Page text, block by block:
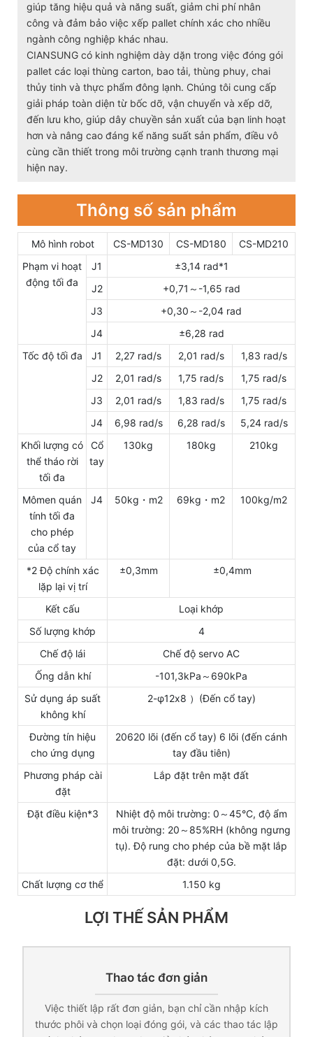
giúp tăng hiệu quả và năng suất, giảm chi phí nhân
công và đảm bảo việc xếp pallet chính xác cho nhiều
ngành công nghiệp khác nhau.
CIANSUNG có kinh nghiệm dày dặn trong việc đóng gói
pallet các loại thùng carton, bao tải, thùng phuy, chai
thủy tinh và thực phẩm đông lạnh. Chúng tôi cung cấp
giải pháp toàn diện từ bốc dỡ, vận chuyển và xếp dỡ,
đến lưu kho, giúp dây chuyền sản xuất của bạn linh hoạt
hơn và nâng cao đáng kể năng suất sản phẩm, điều vô
cùng cần thiết trong môi trường cạnh tranh thương mại
hiện nay.
Thông số sản phẩm
Mô hình robot CS-MD130 CS-MD180
CS-MD210
Phạm vi hoạt
động tối đa
J1
±3,14 rad*1
J2
+0,71～-1,65 rad
J3
+0,30～-2,04 rad
J4
±6,28 rad
Tốc độ tối đa
J1 2,27 rad/s 2,01 rad/s
1,83 rad/s
J2
2,01 rad/s 1,75 rad/s
1,75 rad/s
J3
2,01 rad/s 1,83 rad/s
1,75 rad/s
J4
6,98 rad/s 6,28 rad/s
5,24 rad/s
Khối lượng có
thể tháo rời
tối đa
Cổ
tay
130kg 180kg 210kg
Mômen quán
tính tối đa
cho phép
của cổ tay
J4 50kg・m2 69kg・m2 100kg/m2
*2 Độ chính xác
lặp lại vị trí
±0,3mm ±0,4mm
Kết cấu
Loại khớp
Số lượng khớp
4
Chế độ lái
Chế độ servo AC
Ống dẫn khí
-101,3kPa～690kPa
Sử dụng áp suất
không khí
2-φ12x8 ）(Đến cổ tay)
Đường tín hiệu
cho ứng dụng
20620 lõi (đến cổ tay) 6 lõi (đến cánh
tay đầu tiên)
Phương pháp cài
đặt
Lắp đặt trên mặt đất
Đặt điều kiện*3
Nhiệt độ môi trường: 0～45°C, độ ẩm
môi trường: 20～85%RH (không ngưng
tụ). Độ rung cho phép của bề mặt lắp
đặt: dưới 0,5G.
Chất lượng cơ thể
1.150 kg
LỢI THẾ SẢN PHẨM
Thao tác đơn giản
Việc thiết lập rất đơn giản, bạn chỉ cần nhập kích
thước phôi và chọn loại đóng gói, và các thao tác lập